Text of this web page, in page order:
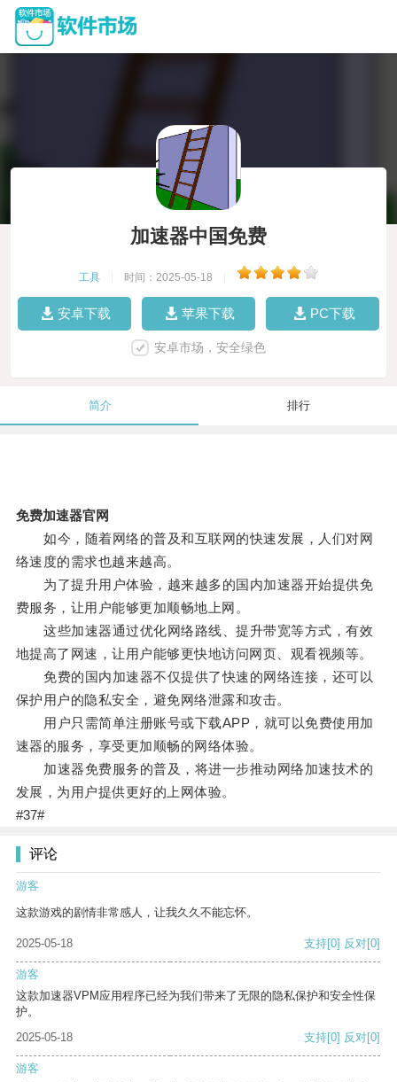
加速器中国免费
工具 时间：2025-05-18
安卓下载 苹果下载 PC下载
安卓市场，安全绿色
简介 排行
免费加速器官网
如今，随着网络的普及和互联网的快速发展，人们对网
络速度的需求也越来越高。
为了提升用户体验，越来越多的国内加速器开始提供免
费服务，让用户能够更加顺畅地上网。
这些加速器通过优化网络路线、提升带宽等方式，有效
地提高了网速，让用户能够更快地访问网页、观看视频等。
免费的国内加速器不仅提供了快速的网络连接，还可以
保护用户的隐私安全，避免网络泄露和攻击。
用户只需简单注册账号或下载APP，就可以免费使用加
速器的服务，享受更加顺畅的网络体验。
加速器免费服务的普及，将进一步推动网络加速技术的
发展，为用户提供更好的上网体验。
#37#
评论
游客
这款游戏的剧情非常感人，让我久久不能忘怀。
2025-05-18 支持[0] 反对[0]
游客
这款加速器VPM应用程序已经为我们带来了无限的隐私保护和安全性保
护。
2025-05-18
支持[0] 反对[0]
游客